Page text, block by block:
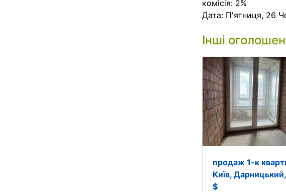
комісія: 2%
Дата: П'ятниця, 26
Інші
продаж 1-к
Київ,
$